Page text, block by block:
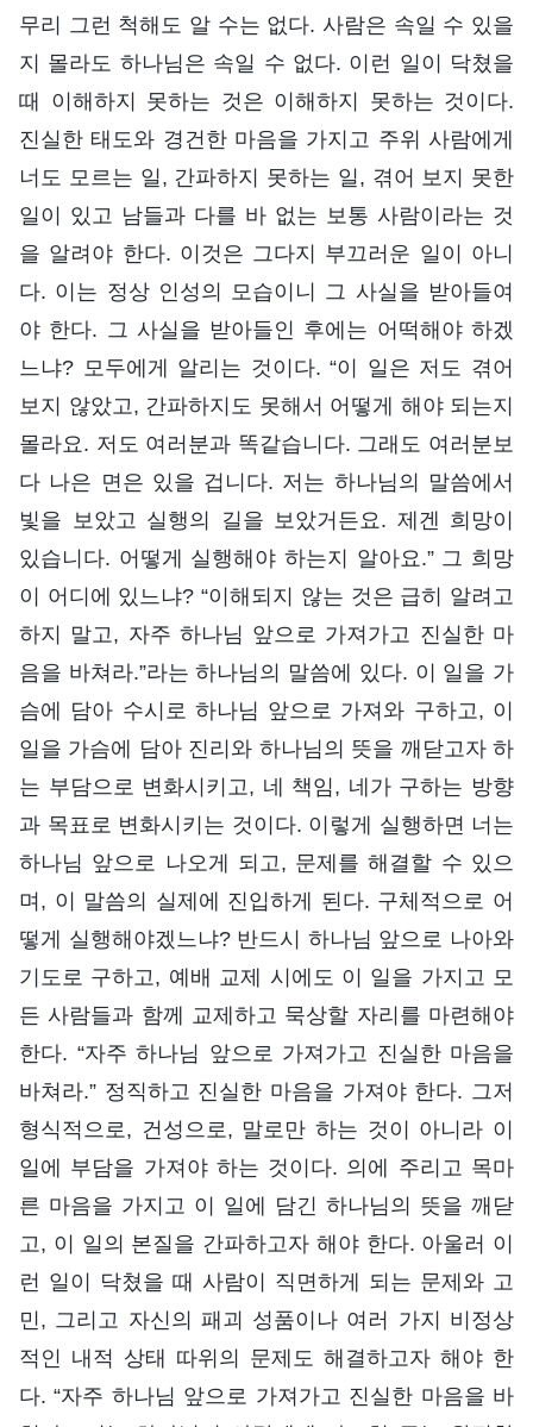
무리 그런 척해도 알 수는 없다. 사람은 속일 수 있을
지 몰라도 하나님은 속일 수 없다. 이런 일이 닥쳤을
때 이해하지 못하는 것은 이해하지 못하는 것이다.
진실한 태도와 경건한 마음을 가지고 주위 사람에게
너도 모르는 일, 간파하지 못하는 일, 겪어 보지 못한
일이 있고 남들과 다를 바 없는 보통 사람이라는 것
을 알려야 한다. 이것은 그다지 부끄러운 일이 아니
다. 이는 정상 인성의 모습이니 그 사실을 받아들여
야 한다. 그 사실을 받아들인 후에는 어떡해야 하겠
느냐? 모두에게 알리는 것이다. “이 일은 저도 겪어
보지 않았고, 간파하지도 못해서 어떻게 해야 되는지
몰라요. 저도 여러분과 똑같습니다. 그래도 여러분보
다 나은 면은 있을 겁니다. 저는 하나님의 말씀에서
빛을 보았고 실행의 길을 보았거든요. 제겐 희망이
있습니다. 어떻게 실행해야 하는지 알아요.” 그 희망
이 어디에 있느냐? “이해되지 않는 것은 급히 알려고
하지 말고, 자주 하나님 앞으로 가져가고 진실한 마
음을 바쳐라.”라는 하나님의 말씀에 있다. 이 일을 가
슴에 담아 수시로 하나님 앞으로 가져와 구하고, 이
일을 가슴에 담아 진리와 하나님의 뜻을 깨닫고자 하
는 부담으로 변화시키고, 네 책임, 네가 구하는 방향
과 목표로 변화시키는 것이다. 이렇게 실행하면 너는
하나님 앞으로 나오게 되고, 문제를 해결할 수 있으
며, 이 말씀의 실제에 진입하게 된다. 구체적으로 어
떻게 실행해야겠느냐? 반드시 하나님 앞으로 나아와
기도로 구하고, 예배 교제 시에도 이 일을 가지고 모
든 사람들과 함께 교제하고 묵상할 자리를 마련해야
한다. “자주 하나님 앞으로 가져가고 진실한 마음을
바쳐라.” 정직하고 진실한 마음을 가져야 한다. 그저
형식적으로, 건성으로, 말로만 하는 것이 아니라 이
일에 부담을 가져야 하는 것이다. 의에 주리고 목마
른 마음을 가지고 이 일에 담긴 하나님의 뜻을 깨닫
고, 이 일의 본질을 간파하고자 해야 한다. 아울러 이
런 일이 닥쳤을 때 사람이 직면하게 되는 문제와 고
민, 그리고 자신의 패괴 성품이나 여러 가지 비정상
적인 내적 상태 따위의 문제도 해결하고자 해야 한
다. “자주 하나님 앞으로 가져가고 진실한 마음을 바